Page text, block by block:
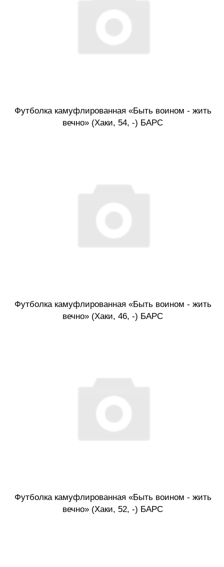
Футболка камуфлированная «Быть воином - жить
вечно» (Хаки, 54, -) БАРС
Футболка камуфлированная «Быть воином - жить
вечно» (Хаки, 46, -) БАРС
Футболка камуфлированная «Быть воином - жить
вечно» (Хаки, 52, -) БАРС